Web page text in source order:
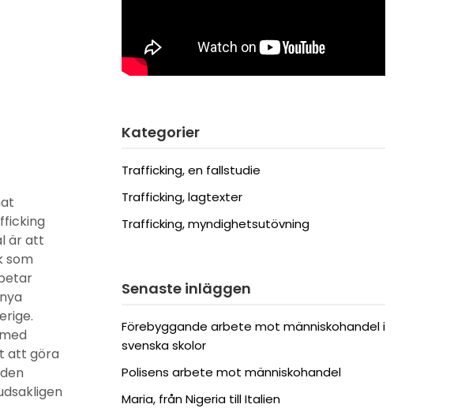
är att
som
att göra
Kategorier
Trafficking, en fallstudie
Trafficking, lagtexter
Trafficking, myndighetsutövning
Senaste inläggen
Förebyggande arbete mot människohandel i
svenska skolor
Polisens arbete mot människohandel
Maria, från Nigeria till Italien